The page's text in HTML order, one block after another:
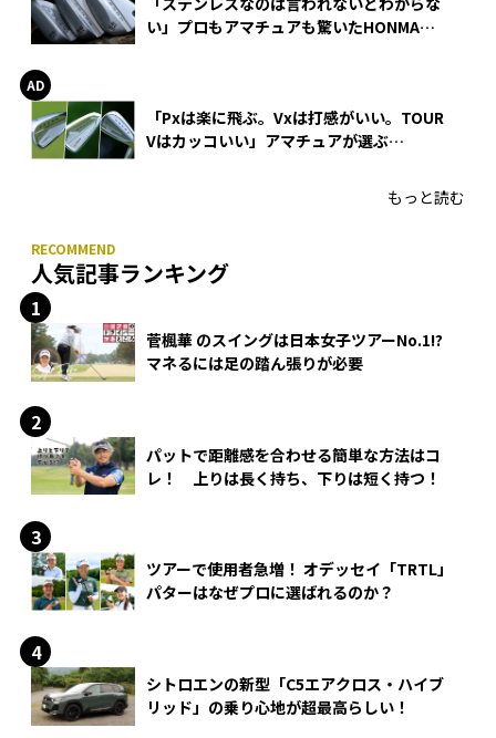
い」プロもアマチュアも驚いたHONMA
「Pxは楽に飛ぶ。Vxは打感がいい。TOUR
Vはカッコいい」アマチュアが選ぶ
もっと読む
人気記事ランキング
菅楓華 のスイングは日本女子ツアーNo.1!?
マネるには足の踏ん張りが必要
パットで距離感を合わせる簡単な方法はコ
レ！ 上りは長く持ち、下りは短く持つ！
ツアーで使用者急増！ オデッセイ「TRTL」
パターはなぜプロに選ばれるのか？
シトロエンの新型「C5エアクロス・ハイブ
リッド」の乗り心地が超最高らしい！